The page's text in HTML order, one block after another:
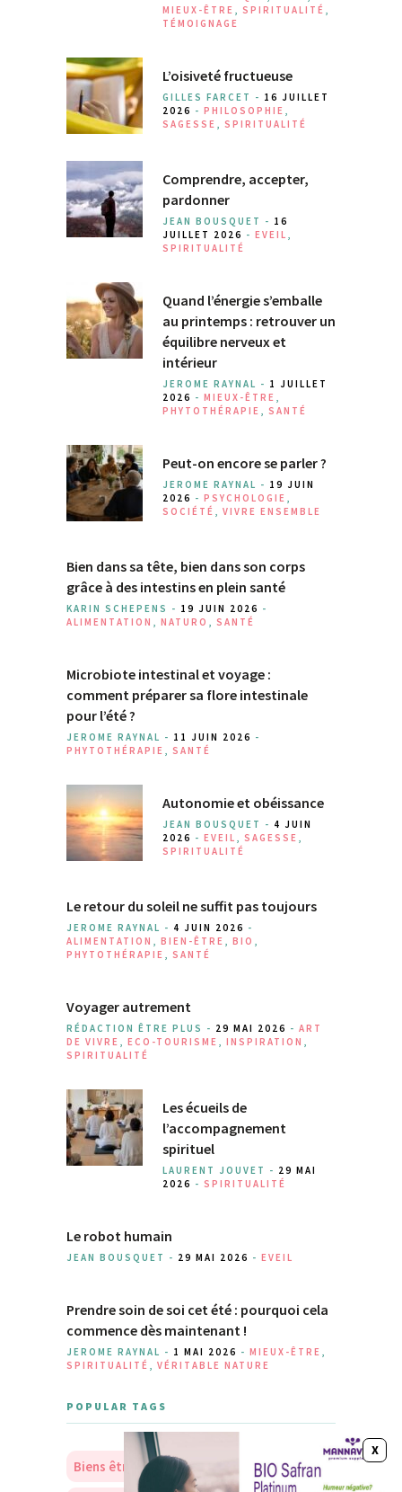
MIEUX-ÊTRE , SPIRITUALITÉ ,
TÉMOIGNAGE
L’oisiveté fructueuse
GILLES FARCET - 16 JUILLET
2026 - PHILOSOPHIE ,
SAGESSE , SPIRITUALITÉ
Comprendre, accepter,
pardonner
JEAN BOUSQUET - 16
JUILLET 2026 - EVEIL ,
SPIRITUALITÉ
Quand l’énergie s’emballe
au printemps : retrouver un
équilibre nerveux et
intérieur
JEROME RAYNAL - 1 JUILLET
2026 - MIEUX-ÊTRE ,
PHYTOTHÉRAPIE , SANTÉ
Peut-on encore se parler ?
JEROME RAYNAL - 19 JUIN
2026 - PSYCHOLOGIE ,
SOCIÉTÉ , VIVRE ENSEMBLE
Bien dans sa tête, bien dans son corps
grâce à des intestins en plein santé
KARIN SCHEPENS - 19 JUIN 2026 -
ALIMENTATION , NATURO , SANTÉ
Microbiote intestinal et voyage :
comment préparer sa flore intestinale
pour l’été ?
JEROME RAYNAL - 11 JUIN 2026 -
PHYTOTHÉRAPIE , SANTÉ
Autonomie et obéissance
JEAN BOUSQUET - 4 JUIN
2026 - EVEIL , SAGESSE ,
SPIRITUALITÉ
Le retour du soleil ne suffit pas toujours
JEROME RAYNAL - 4 JUIN 2026 -
ALIMENTATION , BIEN-ÊTRE , BIO ,
PHYTOTHÉRAPIE , SANTÉ
Voyager autrement
RÉDACTION ÊTRE PLUS - 29 MAI 2026 - ART
DE VIVRE , ECO-TOURISME , INSPIRATION ,
SPIRITUALITÉ
Les écueils de
l’accompagnement
spirituel
LAURENT JOUVET - 29 MAI
2026 - SPIRITUALITÉ
Le robot humain
JEAN BOUSQUET - 29 MAI 2026 - EVEIL
Prendre soin de soi cet été : pourquoi cela
commence dès maintenant !
JEROME RAYNAL - 1 MAI 2026 - MIEUX-ÊTRE ,
SPIRITUALITÉ , VÉRITABLE NATURE
POPULAR TAGS
Biens être Soins Nourriture